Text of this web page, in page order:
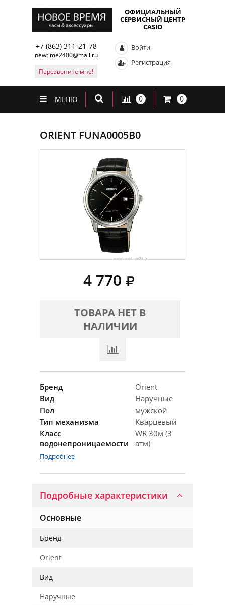
ОФИЦИАЛЬНЫЙ
СЕРВИСНЫЙ ЦЕНТР
CASIO
+7 (863) 311-21-78
newtime2400@mail.ru
Перезвоните мне!
Войти
Регистрация
МЕНЮ 0 0
ORIENT FUNA0005B0
4 770
ТОВАРА НЕТ В
НАЛИЧИИ
Бренд
Orient
Вид
Наручные
Пол
мужской
Тип механизма
Кварцевый
Класс
водонепроницаемости
WR 30м (3
атм)
Подробнее
Подробные характеристики
Основные
Бренд
Orient
Вид
Наручные